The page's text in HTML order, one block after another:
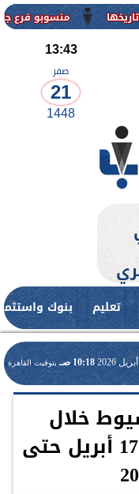
جامعة الأزهر للوجه
13:43
صفر
21
1448
تعليم بنوك
10:18 صـ بتوقيت القاهرة
خلال
أسبوع في الفترة من 17 أبريل حتى